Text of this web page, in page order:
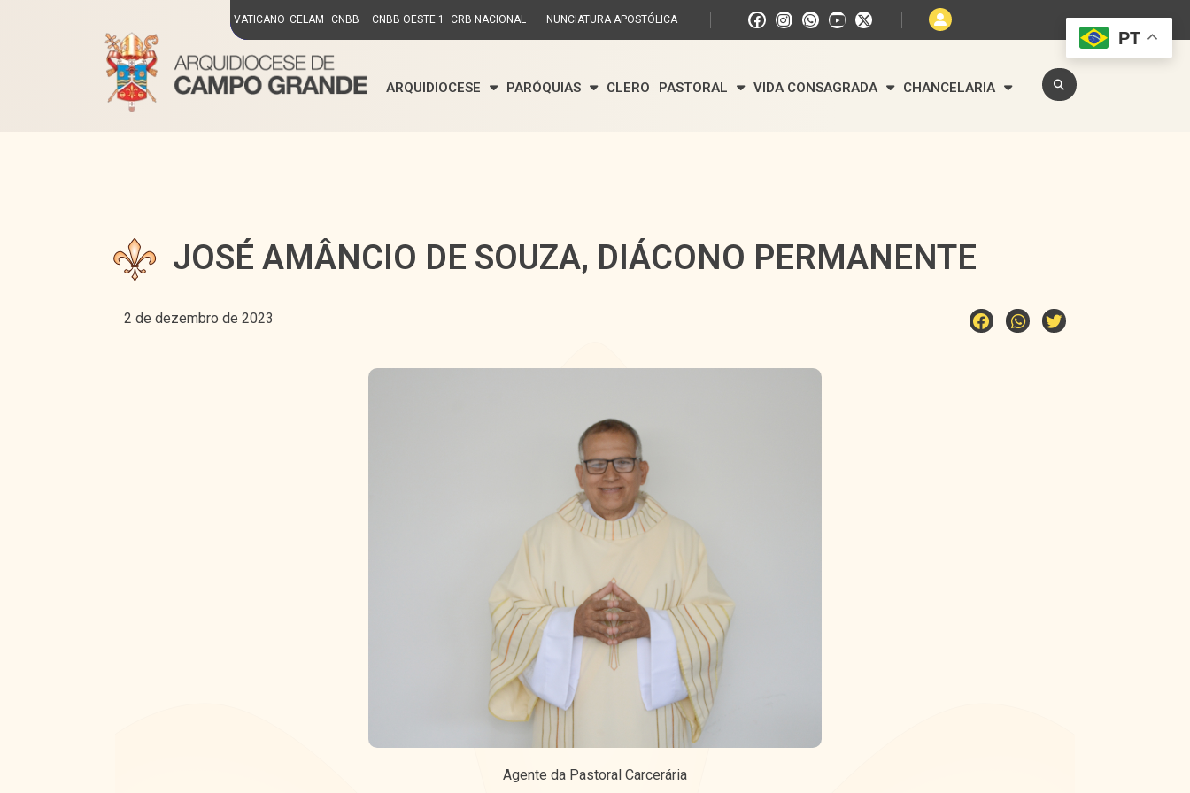
VATICANO CELAM CNBB CNBB OESTE 1 CRB NACIONAL NUNCIATURA APOSTÓLICA
ARQUIDIOCESE PARÓQUIAS CLERO PASTORAL VIDA CONSAGRADA CHANCELARIA
JOSÉ AMÂNCIO DE SOUZA, DIÁCONO PERMANENTE
2 de dezembro de 2023
Agente da Pastoral Carcerária
PT